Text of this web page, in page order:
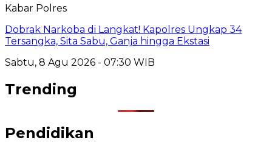
Kabar Polres
Dobrak Narkoba di Langkat! Kapolres Ungkap 34
Tersangka, Sita Sabu, Ganja hingga Ekstasi
Sabtu, 8 Agu 2026 - 07:30 WIB
Trending
Pendidikan